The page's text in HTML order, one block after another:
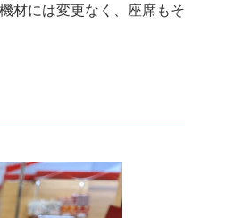
材には変更なく、座席もそ